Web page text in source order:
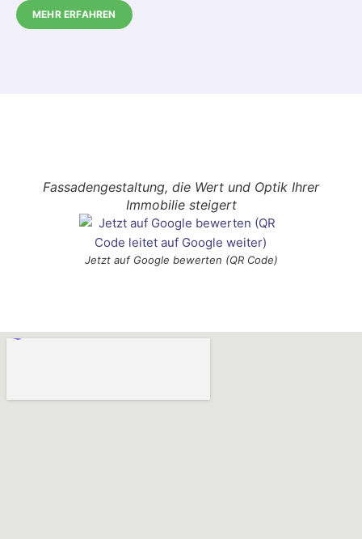
MEHR ERFAHREN
Jetzt auf Google bewerten (QR Code)
Fassadengestaltung, die Wert und Optik Ihrer
Immobilie steigert